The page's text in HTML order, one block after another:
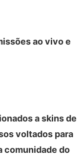
ao vivo e
a skins de
voltados para
comunidade do